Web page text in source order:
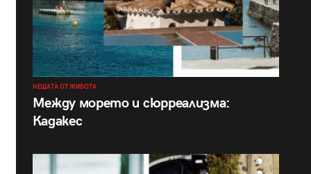
НЕЩАТА ОТ ЖИВОТА
Между морето и сюрреализма:
Кадакес